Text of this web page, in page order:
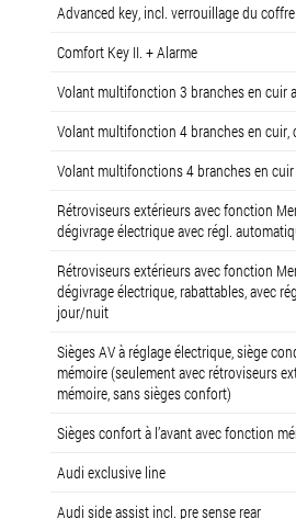
Advanced key, incl. verrouillage du
Comfort Key II. + Alarme
Volant multifonction 3 branches en cuir
Volant multifonction 4 branches en cuir,
Volant multifonctions 4 branches en
Rétroviseurs extérieurs avec fonction
dégivrage électrique avec régl.
Rétroviseurs extérieurs avec fonction
dégivrage électrique, rabattables, avec
jour/nuit
Sièges AV à réglage électrique, siège
mémoire (seulement avec rétroviseurs
mémoire, sans sièges confort)
Sièges confort à l’avant avec fonction
Audi exclusive line
Audi side assist incl. pre sense rear